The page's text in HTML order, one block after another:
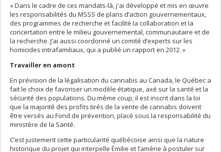
« Dans le cadre de ces mandats-là, j'ai développé et mis en œuvre
les responsabilités du MSSS de plans d’action gouvernementaux,
des programmes de recherche et facilité la collaboration et la
concertation entre le milieu gouvernemental, communautaire et de
la recherche. J’ai aussi coordonné un comité d’experts sur les
homicides intrafamiliaux, qui a publié un rapport en 2012. »
Travailler en amont
En prévision de la légalisation du cannabis au Canada, le Québec a
fait le choix de favoriser un modèle étatique, axé sur la santé et la
sécurité des populations. Du même coup, il est inscrit dans la loi
que la majorité des profits tirés de la vente de cannabis doivent
être versés au Fond de prévention, placé sous la responsabilité du
ministère de la Santé.
C’est justement cette particularité québécoise ainsi que la nature
historique du projet qui interpelle Émilie et l’amène à postuler sur